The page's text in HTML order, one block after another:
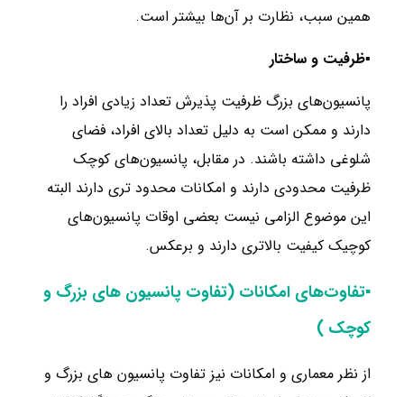
همین سبب، نظارت بر آن‌ها بیشتر است.
▪ظرفیت و ساختار
پانسیون‌های بزرگ ظرفیت پذیرش تعداد زیادی افراد را
دارند و ممکن است به دلیل تعداد بالای افراد، فضای
شلوغی داشته باشند. در مقابل، پانسیون‌های کوچک
ظرفیت محدودی دارند و امکانات محدود تری دارند البته
این موضوع الزامی نیست بعضی اوقات پانسیون‌های
کوچیک کیفیت بالاتری دارند و برعکس.
▪تفاوت‌های امکانات (تفاوت پانسیون های بزرگ و
کوچک )
از نظر معماری و امکانات نیز تفاوت پانسیون های بزرگ و